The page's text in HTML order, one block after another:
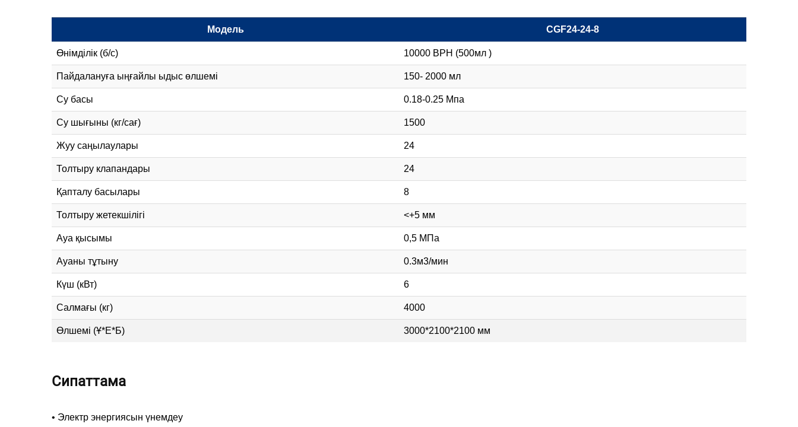
Модель CGF24-24-8
Өнімділік (б/с) 10000 BPH (500мл )
Пайдалануға ыңғайлы ыдыс өлшемі 150- 2000 мл
Су басы 0.18-0.25 Мпа
Су шығыны (кг/сағ) 1500
Жуу саңылаулары 24
Толтыру клапандары 24
Қапталу басылары 8
Толтыру жетекшілігі <+5 мм
Ауа қысымы 0,5 МПа
Ауаны тұтыну 0.3м3/мин
Күш (кВт) 6
Салмағы (кг) 4000
Өлшемі (Ұ*Е*Б) 3000*2100*2100 мм
Сипаттама
• Электр энергиясын үнемдеу